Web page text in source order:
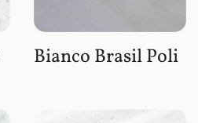
Bianco Brasil Poli